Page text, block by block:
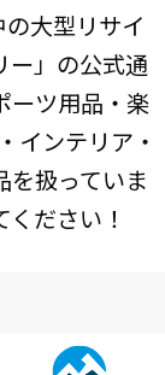
大型リサイ
ー」の公式通
ーツ用品・楽
インテリア・
を扱っていま
ださい！